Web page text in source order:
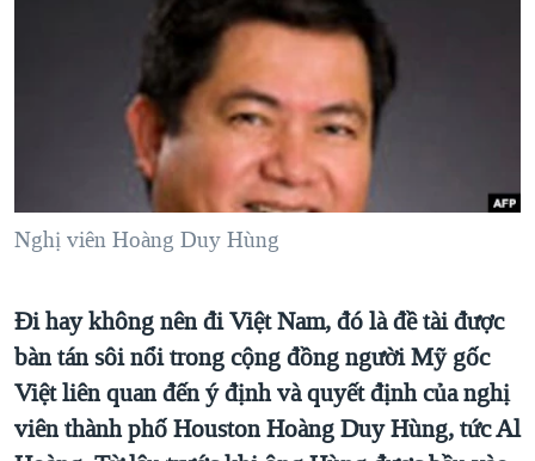
NGƯỜI VIỆT HẢI NGOẠI
VĂN HOÁ
GIÁO DỤC
HÀNH TRÌNH BẦU CỬ 2024
MỘT NĂM CHIẾN TRANH TẠI DẢI GAZA
GIẢI MÃ VÀNH ĐAI & CON ĐƯỜNG
NGÀY TỊ NẠN THẾ GIỚI
CHI PHÍ CHIẾN TRANH AFGHANISTAN
CÁC GIÁ TRỊ CỘNG HÒA Ở VIỆT NAM
THƯỢNG ĐỈNH TRUMP-KIM TẠI VIỆT NAM
TRỊNH VĨNH BÌNH VS. CHÍNH PHỦ VIỆT NAM
Ngôn ngữ khác
Nghị viên Hoàng Duy Hùng
Đi hay không nên đi Việt Nam, đó là đề tài được
bàn tán sôi nổi trong cộng đồng người Mỹ gốc
Việt liên quan đến ý định và quyết định của nghị
viên thành phố Houston Hoàng Duy Hùng, tức Al